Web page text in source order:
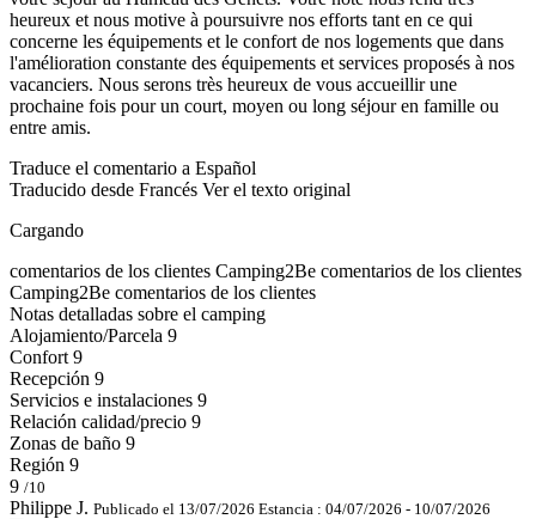
heureux et nous motive à poursuivre nos efforts tant en ce qui
concerne les équipements et le confort de nos logements que dans
l'amélioration constante des équipements et services proposés à nos
vacanciers. Nous serons très heureux de vous accueillir une
prochaine fois pour un court, moyen ou long séjour en famille ou
entre amis.
Traduce el comentario a Español
Traducido desde Francés Ver el texto original
Cargando
comentarios de los clientes Camping2Be comentarios de los clientes
Camping2Be comentarios de los clientes
Notas detalladas sobre el camping
Alojamiento/Parcela 9
Confort 9
Recepción 9
Servicios e instalaciones 9
Relación calidad/precio 9
Zonas de baño 9
Región 9
9 /10
Philippe J. Publicado el 13/07/2026 Estancia : 04/07/2026 - 10/07/2026